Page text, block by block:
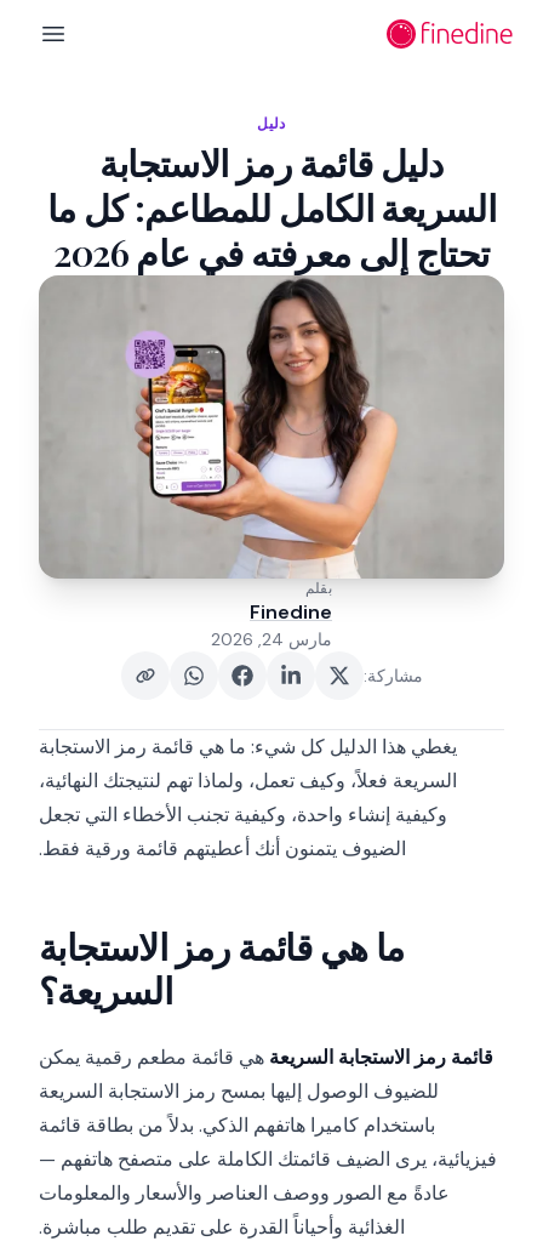
menu
دليل
دليل قائمة رمز الاستجابة
السريعة الكامل للمطاعم: كل ما
تحتاج إلى معرفته في عام 2026
بقلم
Finedine
مارس 24, 2026
مشاركة:
يغطي هذا الدليل كل شيء: ما هي قائمة رمز الاستجابة
السريعة فعلاً، وكيف تعمل، ولماذا تهم لنتيجتك النهائية،
وكيفية إنشاء واحدة، وكيفية تجنب الأخطاء التي تجعل
الضيوف يتمنون أنك أعطيتهم قائمة ورقية فقط.
ما هي قائمة رمز الاستجابة
السريعة؟
قائمة رمز الاستجابة السريعة هي قائمة مطعم رقمية يمكن
للضيوف الوصول إليها بمسح رمز الاستجابة السريعة
باستخدام كاميرا هاتفهم الذكي. بدلاً من بطاقة قائمة
فيزيائية، يرى الضيف قائمتك الكاملة على متصفح هاتفهم —
عادةً مع الصور ووصف العناصر والأسعار والمعلومات
الغذائية وأحياناً القدرة على تقديم طلب مباشرة.